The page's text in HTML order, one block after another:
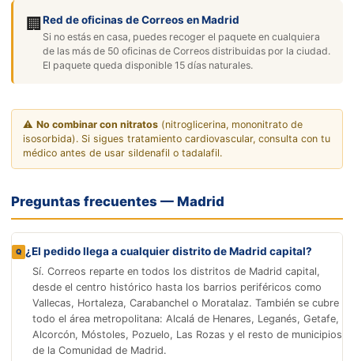
🏢Red de oficinas de Correos en Madrid
Si no estás en casa, puedes recoger el paquete en cualquiera
de las más de 50 oficinas de Correos distribuidas por la ciudad.
El paquete queda disponible 15 días naturales.
⚠️ No combinar con nitratos (nitroglicerina, mononitrato de
isosorbida). Si sigues tratamiento cardiovascular, consulta con tu
médico antes de usar sildenafil o tadalafil.
Preguntas frecuentes — Madrid
¿El pedido llega a cualquier distrito de Madrid capital?
Sí. Correos reparte en todos los distritos de Madrid capital,
desde el centro histórico hasta los barrios periféricos como
Vallecas, Hortaleza, Carabanchel o Moratalaz. También se cubre
todo el área metropolitana: Alcalá de Henares, Leganés, Getafe,
Alcorcón, Móstoles, Pozuelo, Las Rozas y el resto de municipios
de la Comunidad de Madrid.